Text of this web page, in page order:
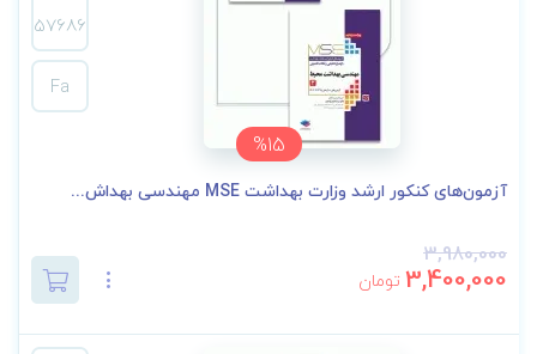
%15
57686
Fa
آزمون‌های کنکور ارشد وزارت بهداشت MSE مهندسی بهداش...
3,980,000
3,400,000 تومان